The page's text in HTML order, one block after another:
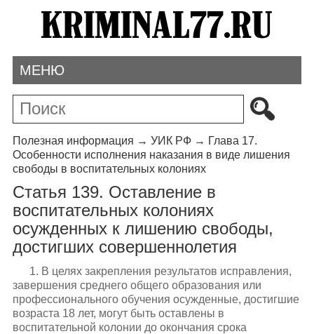
МЕНЮ
Полезная информация → УИК РФ→ Глава 17.
Особенности исполнения наказания в виде лишения
свободы в воспитательных колониях
Статья 139. Оставление в
воспитательных колониях
осужденных к лишению свободы,
достигших совершеннолетия
1. В целях закрепления результатов исправления,
завершения среднего общего образования или
профессионального обучения осужденные, достигшие
возраста 18 лет, могут быть оставлены в
воспитательной колонии до окончания срока